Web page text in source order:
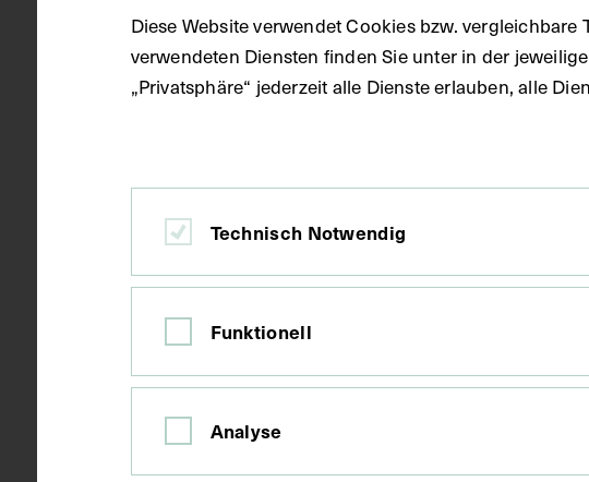
Datierung um 1920
Maße
Bildmaß 24,6 x 17 cm
Diese Website verwendet Cookies bzw.
verwendeten Diensten finden Sie unter in der
„Privatsphäre“ jederzeit alle Dienste erlauben, alle
Technisch Notwendig
Funktionell
Analyse